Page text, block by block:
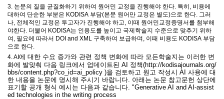
3. 논문의 질을 균질화하기 위하여 원어민 교정을 진행해야 한다 특히 비용에
대하여 단순한 부분은 KODISA 부담(본문 원어만 교정은 별도)으로 한다 그러
나 전체적인 교정은 투고자가 진행해야 하고
이때 원어민교정증명서를 첨부해
야한다 더불어 KODISA는 인용도를 높이고 국제학술지 수준으로 맞추기 위하
여 필요에 따라서 DOI and XML 구축하여 보급하며 이때 비용도 KODISA 부담
으로 한다
4. AI 에 대한 수요 증가와 관련 정책 변화에 따라 모든학술지는 이러한 변
화에 발맞춰 다음 링크에서 업데이트된 AI 정책(http://kodisajournals.org/
bbs/content.php?co_id=ai_policy )을 검토하고 원고 작성시 AI 사용에 대
한 내용을 논문에 명시해 주시기 바랍니다. 아래는 논문 참고문헌 상단에
표기할 공개 형식 예시는 다음과 같습니다. "Generative AI and AI-assist
ed technologies in the writing process